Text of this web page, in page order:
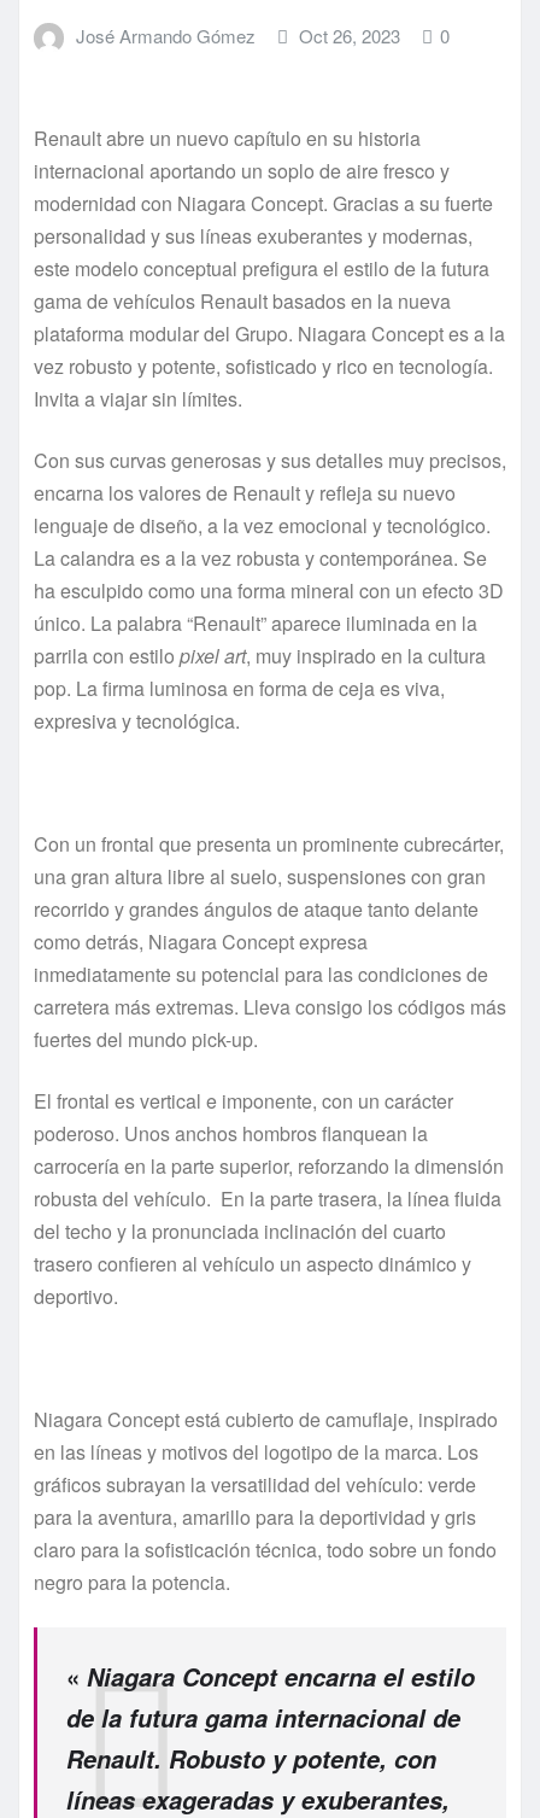
José Armando Gómez Oct 26, 2023 0
Renault abre un nuevo capítulo en su historia
internacional aportando un soplo de aire fresco y
modernidad con Niagara Concept. Gracias a su fuerte
personalidad y sus líneas exuberantes y modernas,
este modelo conceptual prefigura el estilo de la futura
gama de vehículos Renault basados en la nueva
plataforma modular del Grupo. Niagara Concept es a la
vez robusto y potente, sofisticado y rico en tecnología.
Invita a viajar sin límites.
Con sus curvas generosas y sus detalles muy precisos,
encarna los valores de Renault y refleja su nuevo
lenguaje de diseño, a la vez emocional y tecnológico.
La calandra es a la vez robusta y contemporánea. Se
ha esculpido como una forma mineral con un efecto 3D
único. La palabra “Renault” aparece iluminada en la
parrila con estilo pixel art, muy inspirado en la cultura
pop. La firma luminosa en forma de ceja es viva,
expresiva y tecnológica.
Con un frontal que presenta un prominente cubrecárter,
una gran altura libre al suelo, suspensiones con gran
recorrido y grandes ángulos de ataque tanto delante
como detrás, Niagara Concept expresa
inmediatamente su potencial para las condiciones de
carretera más extremas. Lleva consigo los códigos más
fuertes del mundo pick-up.
El frontal es vertical e imponente, con un carácter
poderoso. Unos anchos hombros flanquean la
carrocería en la parte superior, reforzando la dimensión
robusta del vehículo. En la parte trasera, la línea fluida
del techo y la pronunciada inclinación del cuarto
trasero confieren al vehículo un aspecto dinámico y
deportivo.
Niagara Concept está cubierto de camuflaje, inspirado
en las líneas y motivos del logotipo de la marca. Los
gráficos subrayan la versatilidad del vehículo: verde
para la aventura, amarillo para la deportividad y gris
claro para la sofisticación técnica, todo sobre un fondo
negro para la potencia.
« Niagara Concept encarna el estilo
de la futura gama internacional de
Renault. Robusto y potente, con
líneas exageradas y exuberantes,